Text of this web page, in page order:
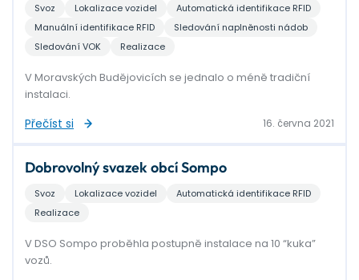
Svoz Lokalizace vozidel
Automatická identifikace RFID
Manuální identifikace RFID
Sledování naplněnosti nádob
Sledování VOK
Realizace
V Moravských Budějovicích se jednalo o méně tradiční
instalaci.
Přečíst si 16. června 2021
Dobrovolný svazek obcí Sompo
Svoz Lokalizace vozidel
Automatická identifikace RFID
Realizace
V DSO Sompo proběhla postupně instalace na 10 “kuka”
vozů.